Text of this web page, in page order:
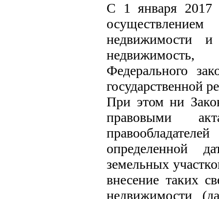
С 1 января 2017
осуществлением
недвижимости и
недвижимость,
Федерального
государственной
При этом ни
правовыми
определенной
земельных
внесение таких
недвижимости